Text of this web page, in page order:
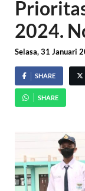
2024.
Selasa, 31 Januari
SHARE
SHARE